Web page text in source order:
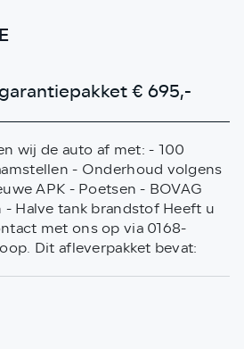
€ 695,-
wij de auto af met: - 100
- Onderhoud volgens
APK - Poetsen - BOVAG
- Halve tank brandstof Heeft u
met ons op via 0168-
Dit afleverpakket bevat: